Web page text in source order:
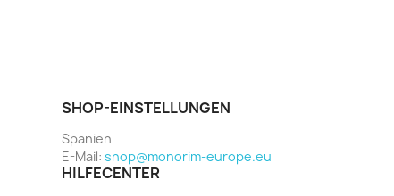
SHOP-EINSTELLUNGEN
Spanien
E-Mail: shop@monorim-europe.eu
HILFECENTER